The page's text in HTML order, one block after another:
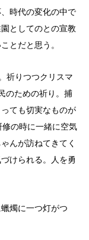
時代の変化の中で
としてのとの宣教
とだと思う。
祈りつつクリスマ
のための祈り。捕
ても切実なものが
の時に一緒に空気
んが訪ねてきてく
けられる。人を勇
燭に一つ灯がつ